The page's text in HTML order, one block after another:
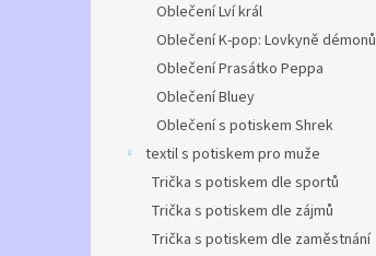
Oblečení Lví král
Oblečení K-pop: Lovkyně démonů
Oblečení Prasátko Peppa
Oblečení Bluey
Oblečení s potiskem Shrek
textil s potiskem pro muže
Trička s potiskem dle sportů
Trička s potiskem dle zájmů
Trička s potiskem dle zaměstnání